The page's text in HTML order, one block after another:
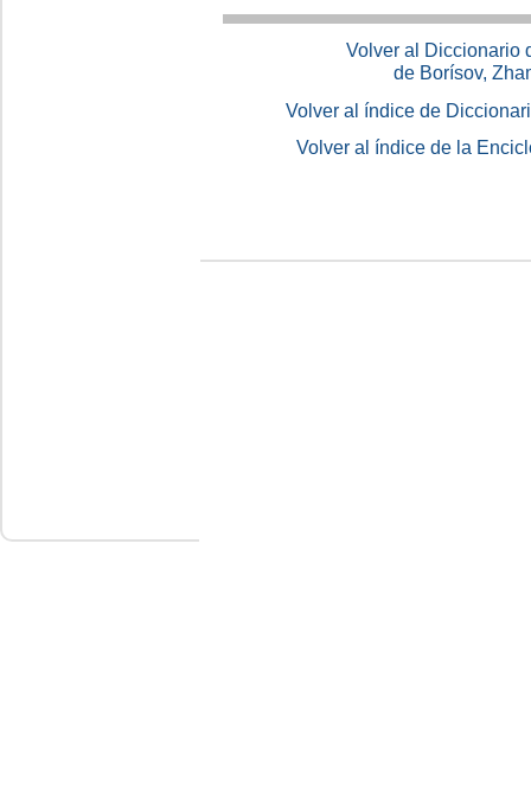
Volver al Diccionario
de Borísov,
Volver al índice de
Volver al índice de la